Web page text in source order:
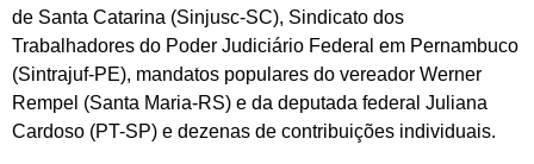
de Santa Catarina (Sinjusc-SC), Sindicato dos
Trabalhadores do Poder Judiciário Federal em Pernambuco
(Sintrajuf-PE), mandatos populares do vereador Werner
Rempel (Santa Maria-RS) e da deputada federal Juliana
Cardoso (PT-SP) e dezenas de contribuições individuais.